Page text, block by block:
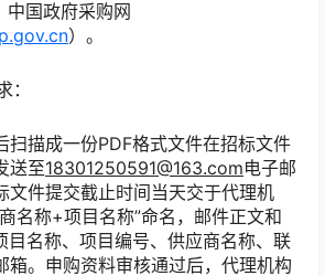
中国政府采购网
）。
扫描成一份PDF格式文件在招标文件
送至18301250591@163.com电子邮
文件提交截止时间当天交于代理机
名称+项目名称”命名，邮件正文和
目名称、项目编号、供应商名称、联
箱。申购资料审核通过后，代理机构